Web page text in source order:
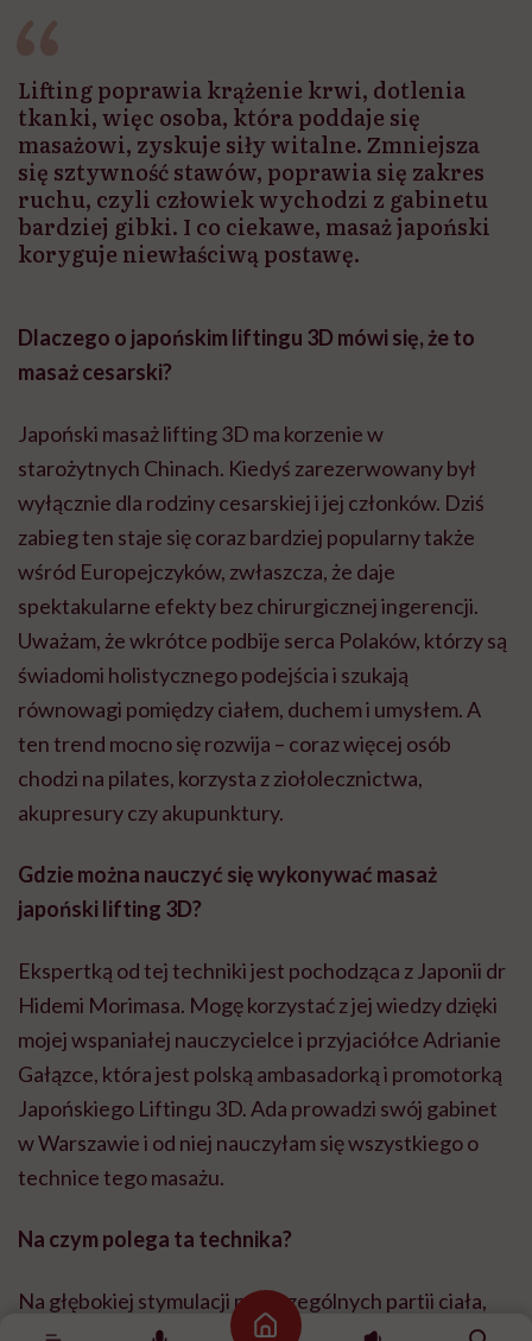
Strona główna
Lifting poprawia krążenie krwi, dotlenia
tkanki, więc osoba, która poddaje się
masażowi, zyskuje siły witalne. Zmniejsza
się sztywność stawów, poprawia się zakres
ruchu, czyli człowiek wychodzi z gabinetu
bardziej gibki. I co ciekawe, masaż japoński
koryguje niewłaściwą postawę.
Dlaczego o japońskim liftingu 3D mówi się, że to
masaż cesarski?
Japoński masaż lifting 3D ma korzenie w
starożytnych Chinach. Kiedyś zarezerwowany był
wyłącznie dla rodziny cesarskiej i jej członków. Dziś
zabieg ten staje się coraz bardziej popularny także
wśród Europejczyków, zwłaszcza, że daje
spektakularne efekty bez chirurgicznej ingerencji.
Uważam, że wkrótce podbije serca Polaków, którzy są
świadomi holistycznego podejścia i szukają
równowagi pomiędzy ciałem, duchem i umysłem. A
ten trend mocno się rozwija – coraz więcej osób
chodzi na pilates, korzysta z ziołolecznictwa,
akupresury czy akupunktury.
Gdzie można nauczyć się wykonywać masaż
japoński lifting 3D?
Ekspertką od tej techniki jest pochodząca z Japonii dr
Hidemi Morimasa. Mogę korzystać z jej wiedzy dzięki
mojej wspaniałej nauczycielce i przyjaciółce Adrianie
Gałązce, która jest polską ambasadorką i promotorką
Japońskiego Liftingu 3D. Ada prowadzi swój gabinet
w Warszawie i od niej nauczyłam się wszystkiego o
technice tego masażu.
Na czym polega ta technika?
Na głębokiej stymulacji poszczególnych partii ciała,
przede wszystkim pleców, klatki piersiowej, brzucha,